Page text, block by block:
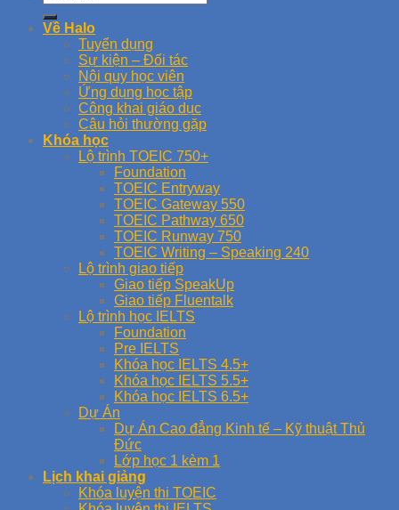
Về Halo
Tuyển dụng
Sự kiện – Đối tác
Nội quy học viên
Ứng dụng học tập
Công khai giáo dục
Câu hỏi thường gặp
Khóa học
Lộ trình TOEIC 750+
Foundation
TOEIC Entryway
TOEIC Gateway 550
TOEIC Pathway 650
TOEIC Runway 750
TOEIC Writing – Speaking 240
Lộ trình giao tiếp
Giao tiếp SpeakUp
Giao tiếp Fluentalk
Lộ trình học IELTS
Foundation
Pre IELTS
Khóa học IELTS 4.5+
Khóa học IELTS 5.5+
Khóa học IELTS 6.5+
Dự Án
Dự Án Cao đẳng Kinh tế – Kỹ thuật Thủ
Đức
Lớp học 1 kèm 1
Lịch khai giảng
Khóa luyện thi TOEIC